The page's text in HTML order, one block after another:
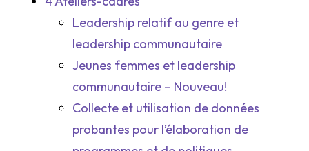
Leadership relatif au genre et
leadership communautaire
Jeunes femmes et leadership
communautaire – Nouveau!
Collecte et utilisation de données
probantes pour l’élaboration de